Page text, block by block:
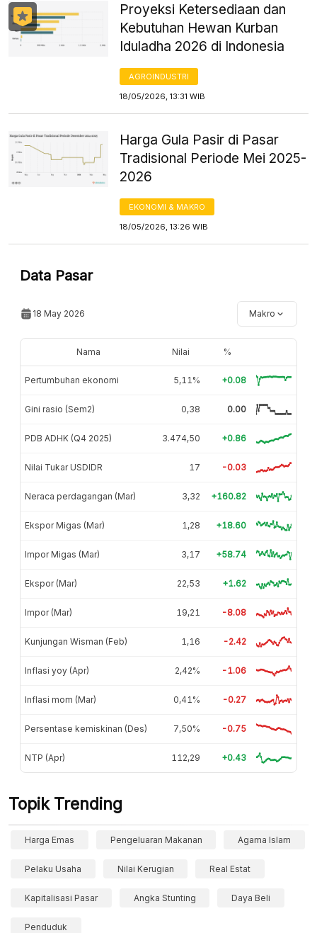
Proyeksi Ketersediaan dan
Kebutuhan Hewan Kurban
Iduladha 2026 di Indonesia
AGROINDUSTRI
18/05/2026, 13:31 WIB
Harga Gula Pasir di Pasar
Tradisional Periode Mei 2025-
2026
EKONOMI & MAKRO
18/05/2026, 13:26 WIB
Data Pasar
18 May 2026 Makro
Nama Nilai %
Pertumbuhan ekonomi 5,11% +0.08
Gini rasio (Sem2) 0,38 0.00
PDB ADHK (Q4 2025) 3.474,50 +0.86
Nilai Tukar USDIDR 17 -0.03
Neraca perdagangan (Mar) 3,32 +160.82
Ekspor Migas (Mar) 1,28 +18.60
Impor Migas (Mar) 3,17 +58.74
Ekspor (Mar) 22,53 +1.62
Impor (Mar) 19,21 -8.08
Kunjungan Wisman (Feb) 1,16 -2.42
Inflasi yoy (Apr) 2,42% -1.06
Inflasi mom (Mar) 0,41% -0.27
Persentase kemiskinan (Des) 7,50% -0.75
NTP (Apr) 112,29 +0.43
Topik Trending
Harga Emas Pengeluaran Makanan Agama Islam
Pelaku Usaha Nilai Kerugian Real Estat
Kapitalisasi Pasar Angka Stunting Daya Beli
Penduduk